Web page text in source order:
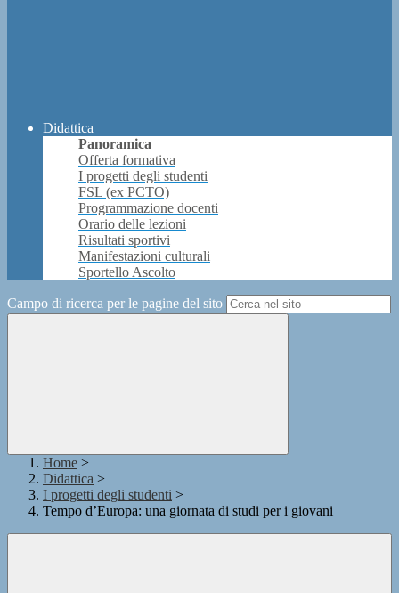
Didattica
Panoramica
Offerta formativa
I progetti degli studenti
FSL (ex PCTO)
Programmazione docenti
Orario delle lezioni
Risultati sportivi
Manifestazioni culturali
Sportello Ascolto
Campo di ricerca per le pagine del sito
Home >
Didattica >
I progetti degli studenti >
Tempo d’Europa: una giornata di studi per i giovani